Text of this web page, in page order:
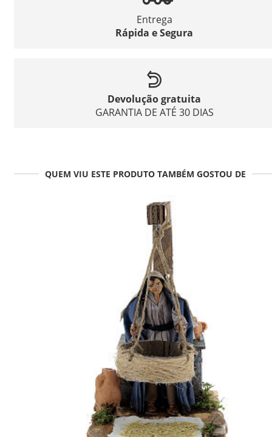
Entrega
Rápida e Segura
Devolução gratuita
GARANTIA DE ATÉ 30 DIAS
QUEM VIU ESTE PRODUTO TAMBÉM GOSTOU DE